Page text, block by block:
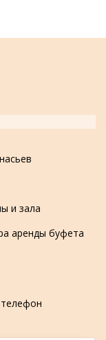
и зала
аренды буфета